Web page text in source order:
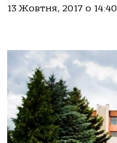
13 Жовтня, 2017 о 14:40